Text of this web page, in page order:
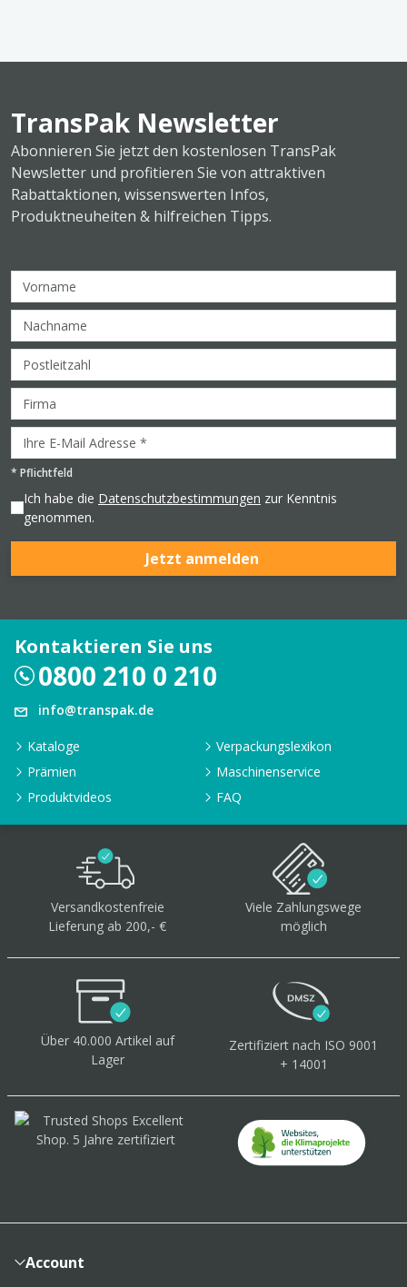
TransPak Newsletter
Abonnieren Sie jetzt den kostenlosen TransPak
Newsletter und profitieren Sie von attraktiven
Rabattaktionen, wissenswerten Infos,
Produktneuheiten & hilfreichen Tipps.
* Pflichtfeld
Ich habe die Datenschutzbestimmungen zur Kenntnis
genommen.
Jetzt anmelden
Kontaktieren Sie uns
0800 210 0 210
info@transpak.de
Kataloge
Verpackungslexikon
Prämien
Maschinenservice
Produktvideos
FAQ
Versandkostenfreie
Lieferung ab 200,- €
Viele Zahlungswege
möglich
Über 40.000 Artikel auf
Lager
Zertifiziert nach ISO 9001
+ 14001
Account